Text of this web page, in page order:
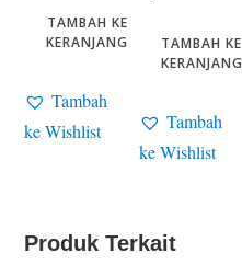
TAMBAH KE
KERANJANG
Tambah
ke Wishlist
TAMBAH KE
KERANJANG
Tambah
ke Wishlist
Produk Terkait